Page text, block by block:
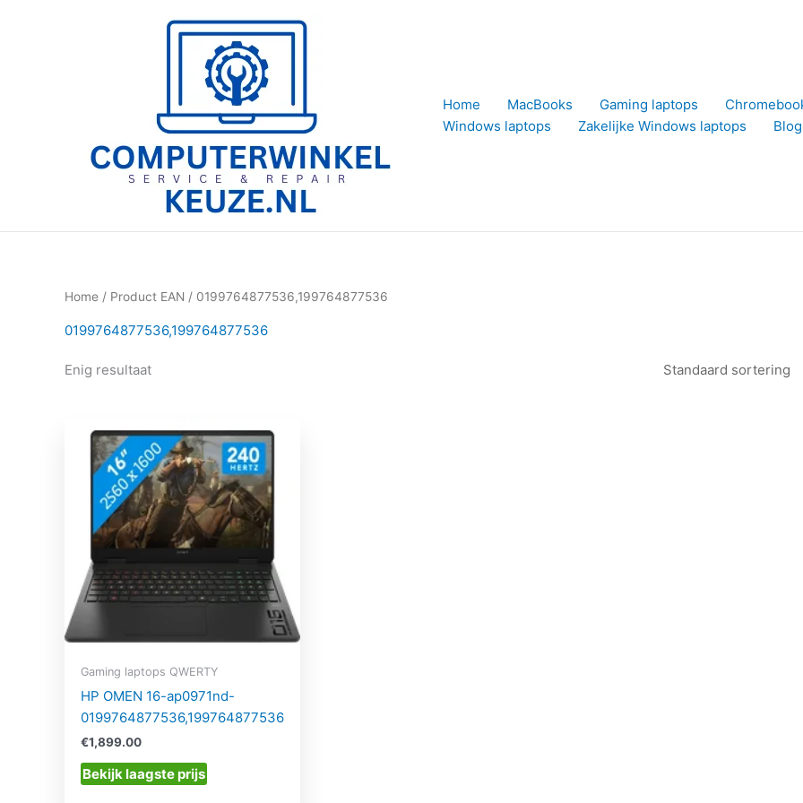
Home
MacBooks Gaming laptops
Windows laptops
Zakelijke Windows laptops Blog
Home / Product EAN / 0199764877536,199764877536
0199764877536,199764877536
Enig resultaat
Gaming laptops QWERTY
HP OMEN 16-ap0971nd-
0199764877536,199764877536
€1,899.00
Bekijk laagste prijs